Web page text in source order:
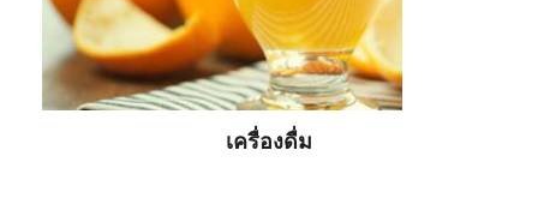
เครื่องดื่ม